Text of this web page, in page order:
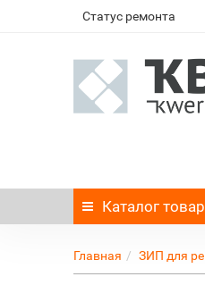
Статус ремонта
Каталог
Главная ЗИП для